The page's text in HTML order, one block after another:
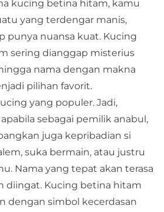
kucing betina hitam, kamu
yang terdengar manis,
punya nuansa kuat. Kucing
sering dianggap misterius
nama dengan makna
pilihan favorit.
yang populer. Jadi,
sebagai pemilik anabul,
juga kepribadian si
suka bermain, atau justru
Nama yang tepat akan terasa
diingat. Kucing betina hitam
dengan simbol kecerdasan